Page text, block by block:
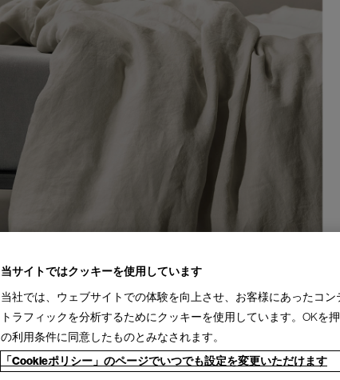
当サイトではクッキーを使用しています
当社では、ウェブサイトでの体験を向上させ、お客様にあったコン
トラフィックを分析するためにクッキーを使用しています。OKを
の利用条件に同意したものとみなされます。
「Cookieポリシー」のページでいつでも設定を変更いただけます